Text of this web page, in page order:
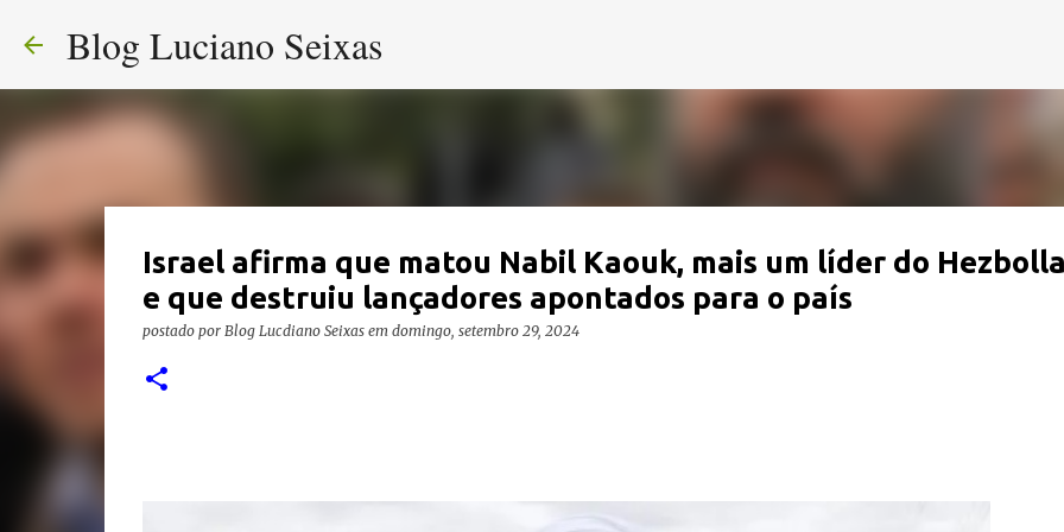
Blog Luciano Seixas
Israel afirma que matou Nabil Kaouk, mais um líder do
e que destruiu lançadores apontados para o país
postado por Blog Lucdiano Seixas em domingo, setembro 29, 2024